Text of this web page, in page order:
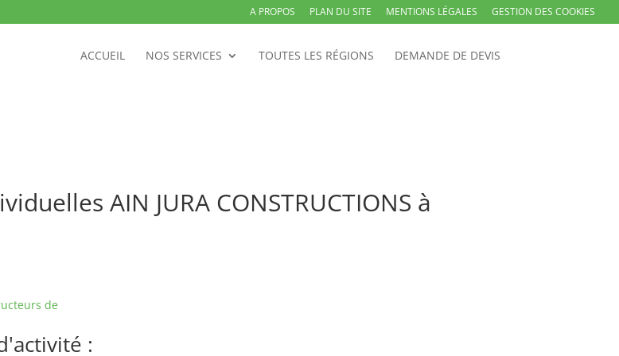
A PROPOS PLAN DU SITE MENTIONS LÉGALES GESTION DES COOKIES
ACCUEIL NOS SERVICES TOUTES LES RÉGIONS DEMANDE DE DEVIS
AIN JURA CONSTRUCTIONS à
de
: